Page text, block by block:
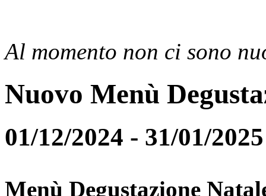
Al momento non ci sono
Nuovo Menù
01/12/2024 - 31/01/2025
Menù Degustazione